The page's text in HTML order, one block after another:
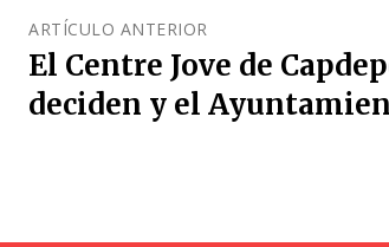
ARTÍCULO ANTERIOR
El Centre Jove de
deciden y el